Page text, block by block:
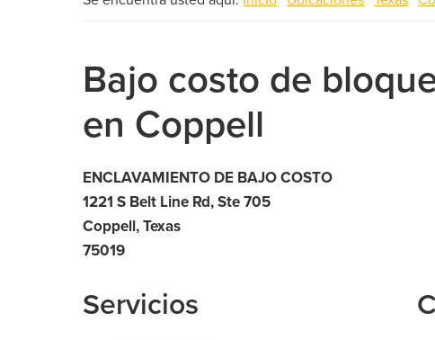
Bajo costo de
en Coppell
ENCLAVAMIENTO DE BAJO COSTO
1221 S Belt Line Rd, Ste 705
Coppell, Texas
75019
Servicios